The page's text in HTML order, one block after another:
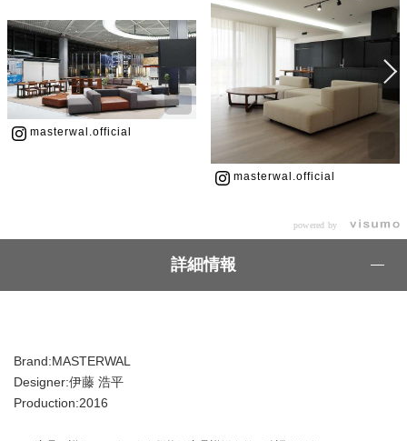
masterwal.official
masterwal.official
powered by
詳細情報
Brand:MASTERWAL
Designer:伊藤 浩平
Production:2016